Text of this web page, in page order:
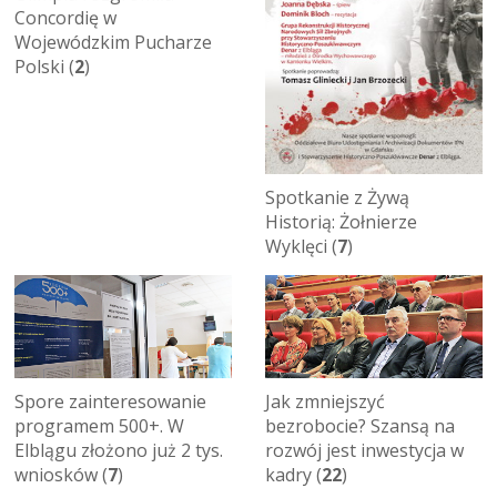
Concordię w
Wojewódzkim Pucharze
Polski (2)
Spotkanie z Żywą
Historią: Żołnierze
Wyklęci (7)
Spore zainteresowanie
programem 500+. W
Elblągu złożono już 2 tys.
wniosków (7)
Jak zmniejszyć
bezrobocie? Szansą na
rozwój jest inwestycja w
kadry (22)